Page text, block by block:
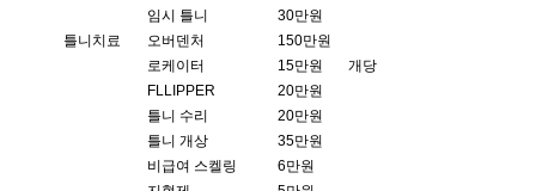
틀니치료
임시 틀니
30만원
오버덴처
150만원
로케이터
15만원
개당
FLLIPPER
20만원
틀니 수리
20만원
틀니 개상
35만원
비급여 스켈링
6만원